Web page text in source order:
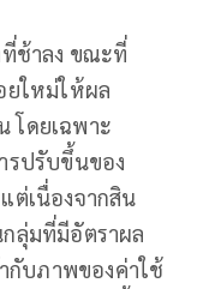
ที่ช้าลง ขณะที่
ยใหม่ให้ผล
โดยเฉพาะ
รปรับขึ้นของ
ต่เนื่องจากสิน
กลุ่มที่มีอัตราผล
กับภาพของค่าใช้